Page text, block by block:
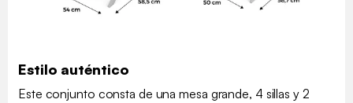
Estilo auténtico
Este conjunto consta de una mesa grande, 4 sillas y 2